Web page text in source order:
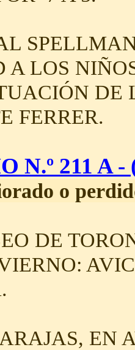
A LOS
DE
FERRER.
N.º 211 A -
o
DE
EN